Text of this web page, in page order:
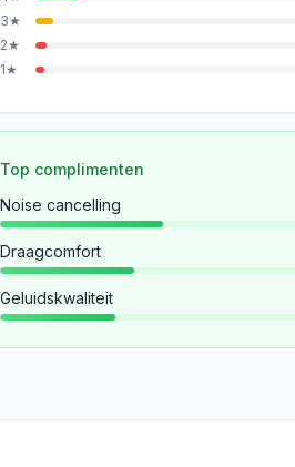
3★
2★
1★
Top complimenten
Noise cancelling
Draagcomfort
Geluidskwaliteit